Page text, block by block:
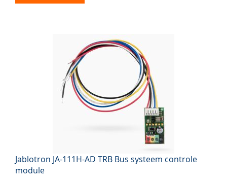
Jablotron JA-111H-AD TRB Bus systeem controle
module